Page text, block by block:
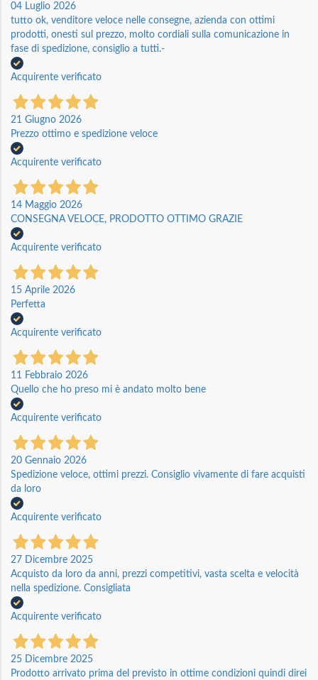
04 Luglio 2026
tutto ok, venditore veloce nelle consegne, azienda con ottimi
prodotti, onesti sul prezzo, molto cordiali sulla comunicazione in
fase di spedizione, consiglio a tutti.-
Acquirente verificato
21 Giugno 2026
Prezzo ottimo e spedizione veloce
Acquirente verificato
14 Maggio 2026
CONSEGNA VELOCE, PRODOTTO OTTIMO GRAZIE
Acquirente verificato
15 Aprile 2026
Perfetta
Acquirente verificato
11 Febbraio 2026
Quello che ho preso mi è andato molto bene
Acquirente verificato
20 Gennaio 2026
Spedizione veloce, ottimi prezzi. Consiglio vivamente di fare acquisti
da loro
Acquirente verificato
27 Dicembre 2025
Acquisto da loro da anni, prezzi competitivi, vasta scelta e velocità
nella spedizione. Consigliata
Acquirente verificato
25 Dicembre 2025
Prodotto arrivato prima del previsto in ottime condizioni quindi direi